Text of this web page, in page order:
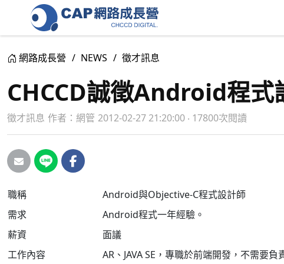
網路成長營 NEWS 徵才訊息
CHCCD誠徵Android程
徵才訊息 作者： 網管 2012-02-27 21:20:00 ‧ 17800次閱讀
職稱
Android與Objective-C程式設計師
需求
Android程式一年經驗。
薪資
面議
工作內容
AR、JAVA SE，專職於前端開發，不需要負